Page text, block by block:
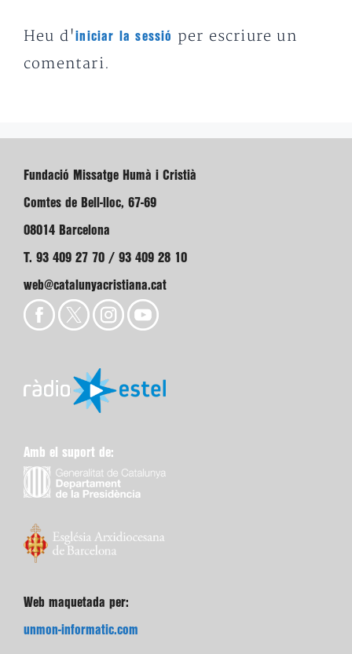
Heu d'iniciar la sessió
per escriure un
comentari.
Fundació Missatge Humà i Cristià
Comtes de Bell-lloc, 67-69
08014 Barcelona
T. 93 409 27 70 / 93 409 28 10
web@catalunyacristiana.cat
Amb el suport de:
Web maquetada per:
unmon-informatic.com